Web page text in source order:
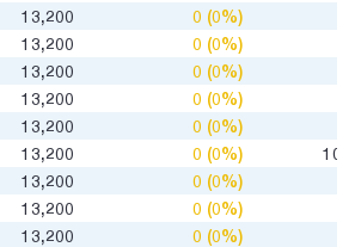
13,200 0 (0%)
13,200 0 (0%)
13,200 0 (0%)
13,200 0 (0%)
13,200 0 (0%)
13,200 0 (0%)
100
13,200 0 (0%)
13,200 0 (0%)
13,200 0 (0%)